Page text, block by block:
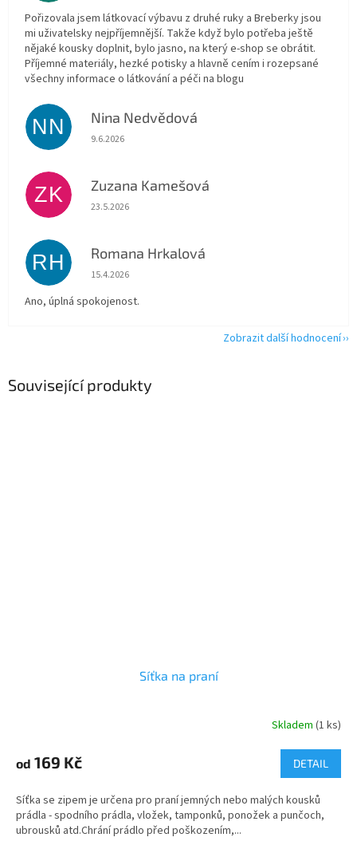
Související produkty
Síťka na praní
Skladem (1 ks)
od 169 Kč DETAIL
Síťka se zipem je určena pro praní jemných nebo malých kousků
prádla - spodního prádla, vložek, tamponků, ponožek a punčoch,
ubrousků atd.Chrání prádlo před poškozením,...
Pořizovala jsem látkovací výbavu z druhé ruky a Breberky jsou
mi uživatelsky nejpříjemnější. Takže když bylo potřeba ještě
nějaké kousky doplnit, bylo jasno, na který e-shop se obrátit.
Příjemné materiály, hezké potisky a hlavně cením i rozepsané
všechny informace o látkování a péči na blogu
NN Nina Nedvědová
Hodnocení obchodu je 5 z 5 hvězdiček.
9.6.2026
ZK Zuzana Kamešová
Hodnocení obchodu je 5 z 5 hvězdiček.
23.5.2026
RH Romana Hrkalová
Hodnocení obchodu je 5 z 5 hvězdiček.
15.4.2026
Ano, úplná spokojenost.
Zobrazit další hodnocení